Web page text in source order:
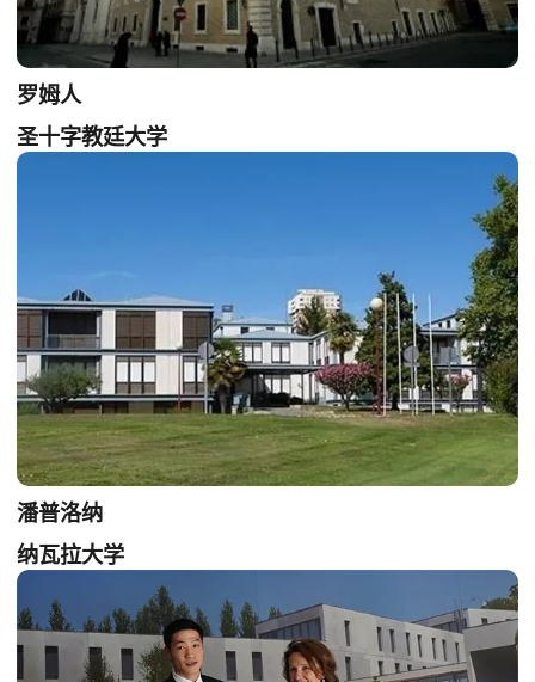
罗姆人
圣十字教廷大学
潘普洛纳
纳瓦拉大学